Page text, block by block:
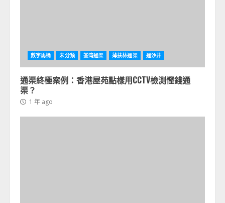
數字馬桶 未分類 荃湾通渠 薄扶林通渠 通沙井
通渠終極案例：香港屋苑點樣用CCTV檢測慳錢通
渠？
1 年 ago